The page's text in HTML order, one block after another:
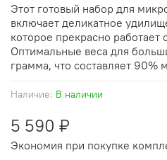
Наличие: В наличии
5 590 ₽
Экономия при покупке
Этот готовый набор для
включает деликатное
которое прекрасно работает
Оптимальные веса для
грамма, что составляет 90%